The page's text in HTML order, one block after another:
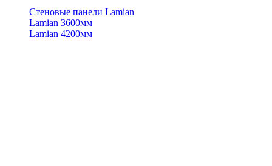
Стеновые панели Lamian
Lamian 3600мм
Lamian 4200мм